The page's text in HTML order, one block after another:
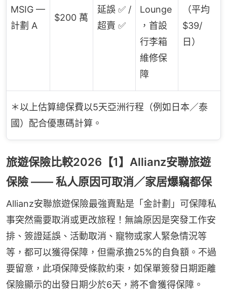
MSIG —
計劃 A
$200 萬
延誤 ✅ /
超賣 ✅
Lounge
，首設
行李箱
維修保
障
（平均
$39/
日）
＊以上估算總保費以5天亞洲行程（例如日本／泰
國）配合優惠碼計算。
旅遊保險比較2026【1】Allianz安聯旅遊
保險 —— 私人原因可取消／家居爆竊都保
Allianz安聯旅遊保險最強賣點是「金計劃」可保障私
事突然需要取消或更改旅程！無論原因是突發工作安
排、簽證延誤、活動取消、寵物或家人緊急情況等
等，都可以獲得保障，但需承擔25%的自負額。不過
要留意，此項保障受條款約束，如保單簽發日期距離
保險顯示的出發日期少於6天，將不會獲得保障。